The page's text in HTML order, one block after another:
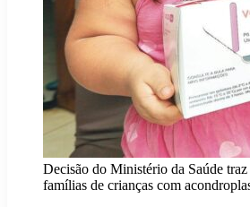
Decisão do Ministério da Saúde traz
famílias de crianças com